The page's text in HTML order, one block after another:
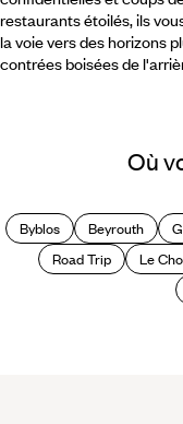
restaurants étoilés, ils
la voie vers des horizons
contrées boisées de
Où
Byblos Beyrouth
Road Trip
Le